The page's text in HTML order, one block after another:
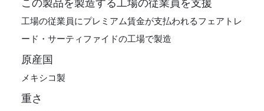
この製品を製造する工場の従業員を支援
工場の従業員にプレミアム賃金が支払われるフェアトレ
ード・サーティファイドの工場で製造
原産国
メキシコ製
重さ